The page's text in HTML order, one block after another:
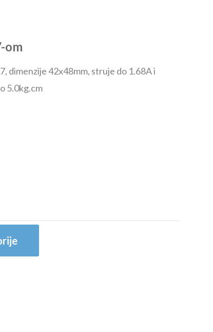
om
dimenzije 42x48mm, struje do 1.68A i
5.0kg.cm